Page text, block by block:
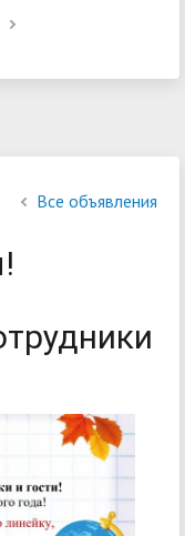
Все объявления